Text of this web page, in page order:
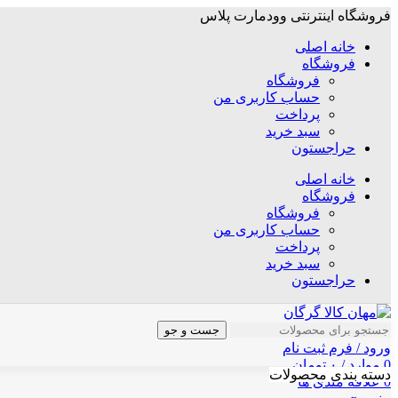
فروشگاه اینترنتی وودمارت پلاس
خانه اصلی
فروشگاه
فروشگاه
حساب کاربری من
پرداخت
سبد خرید
حراجستون
خانه اصلی
فروشگاه
فروشگاه
حساب کاربری من
پرداخت
سبد خرید
حراجستون
جست و جو
ورود / فرم ثبت نام
0 موارد / ۰ تومان
0 علاقه مندی ها
دسته بندی محصولات